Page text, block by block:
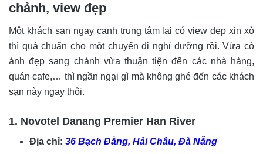
chảnh, view đẹp
Một khách sạn ngay cạnh trung tâm lại có view đẹp xịn xò
thì quá chuẩn cho một chuyến đi nghỉ dưỡng rồi. Vừa có
ảnh đẹp sang chảnh vừa thuận tiện đến các nhà hàng,
quán cafe,… thì ngần ngại gì mà không ghé đến các khách
sạn này ngay thôi.
1. Novotel Danang Premier Han River
Địa chỉ: 36 Bạch Đằng, Hải Châu, Đà Nẵng